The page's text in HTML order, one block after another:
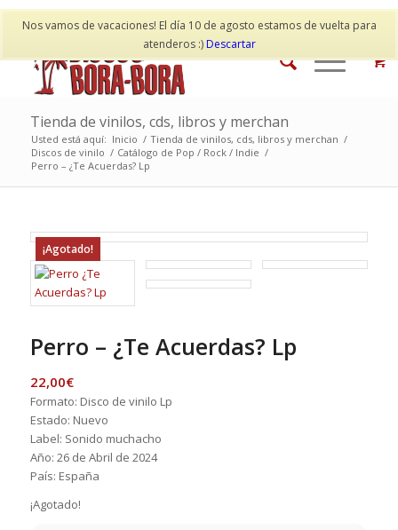
Nos vamos de vacaciones! El día 10 de agosto estamos de vuelta para
atenderos :)Descartar
Mi cuenta Contacto
Tienda de vinilos, cds, libros y merchan
Usted está aquí: Inicio / Tienda de vinilos, cds, libros y merchan /
Discos de vinilo / Catálogo de Pop / Rock / Indie /
Perro – ¿Te Acuerdas? Lp
¡Agotado!
Perro – ¿Te Acuerdas? Lp
22,00€
Formato: Disco de vinilo Lp
Estado: Nuevo
Label: Sonido muchacho
Año: 26 de Abril de 2024
País: España
¡Agotado!